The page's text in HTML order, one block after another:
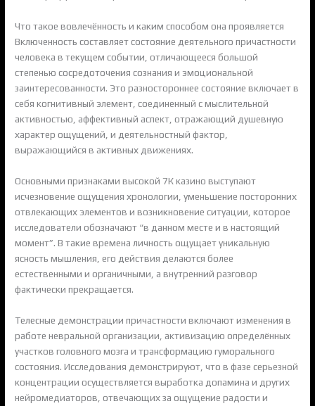
Что такое вовлечённость и каким способом она проявляется
Включенность составляет состояние деятельного причастности
человека в текущем событии, отличающееся большой
степенью сосредоточения сознания и эмоциональной
заинтересованности. Это разностороннее состояние включает в
себя когнитивный элемент, соединенный с мыслительной
активностью, аффективный аспект, отражающий душевную
характер ощущений, и деятельностный фактор,
выражающийся в активных движениях.
Основными признаками высокой 7К казино выступают
исчезновение ощущения хронологии, уменьшение посторонних
отвлекающих элементов и возникновение ситуации, которое
исследователи обозначают “в данном месте и в настоящий
момент”. В такие времена личность ощущает уникальную
ясность мышления, его действия делаются более
естественными и органичными, а внутренний разговор
фактически прекращается.
Телесные демонстрации причастности включают изменения в
работе невральной организации, активизацию определённых
участков головного мозга и трансформацию гуморального
состояния. Исследования демонстрируют, что в фазе серьезной
концентрации осуществляется выработка допамина и других
нейромедиаторов, отвечающих за ощущение радости и